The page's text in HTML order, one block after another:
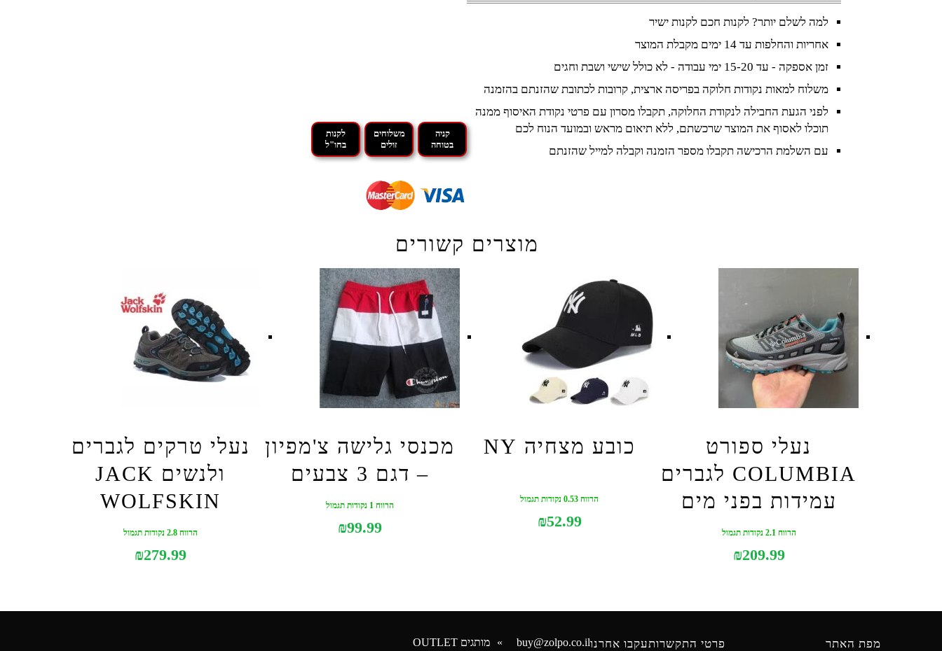
למה לשלם יותר? לקנות חכם לקנות ישיר
אחריות והחלפות עד 14 ימים מקבלת המוצר
זמן אספקה - עד 15-20 ימי עבודה - לא כולל שישי ושבת וחגים
משלוח למאות נקודות חלוקה בפריסה ארצית, קרובות לכתובת שהזנתם בהזמנה
לפני הגעת החבילה לנקודת החלוקה, תקבלו מסרון עם פרטי נקודת האיסוף ממנה
תוכלו לאסוף את המוצר שרכשתם, ללא תיאום מראש ובמועד הנוח לכם
עם השלמת הרכישה תקבלו מספר הזמנה וקבלה למייל שהזנתם
קניה
בטוחה
משלוחים
זולים
לקנות
בחו"ל
מוצרים קשורים
נעלי ספורט
COLUMBIA לגברים
עמידות בפני מים
הרווח 2.1 נקודות תגמול
₪209.99
כובע מצחיה NY
הרווח 0.53 נקודות תגמול
₪52.99
מכנסי גלישה צ'מפיון
– דגם 3 צבעים
הרווח 1 נקודות תגמול
₪99.99
נעלי טרקים לגברים
ולנשים JACK
WOLFSKIN
הרווח 2.8 נקודות תגמול
₪279.99
מפת האתר פרטי התקשרותעקבו אחרנוbuy@zolpo.co.il מותגים OUTLET